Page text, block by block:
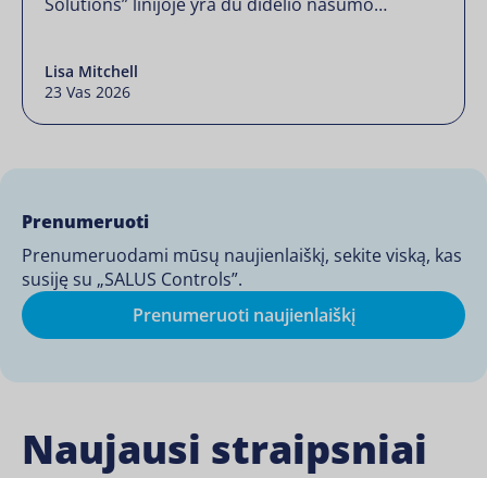
namais, padedantys sumažinti energijos
sąnaudas, padidinti komfortą ir priartėti prie
„grynojo nulio”. Pilna ekosistema Šildymas,
Lisa Mitchell
23 Vas 2026
Prenumeruoti
Prenumeruodami mūsų naujienlaiškį, sekite viską, kas
susiję su „SALUS Controls”.
Prenumeruoti naujienlaiškį
Naujausi straipsniai